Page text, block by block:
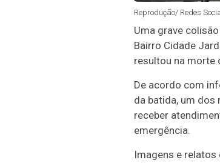
Reprodução/ Redes
Uma grave
Bairro Cidade
resultou na morte
De acordo com
da batida, um
receber
emergência.
Imagens e